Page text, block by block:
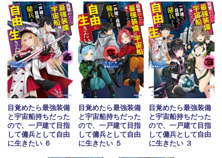
目覚めたら最強装備
と宇宙船持ちだった
ので、一戸建て目指
して傭兵として自由
に生きたい ６
目覚めたら最強装備
と宇宙船持ちだった
ので、一戸建て目指
して傭兵として自由
に生きたい ５
目覚めたら最強装備
と宇宙船持ちだった
ので、一戸建て目指
して傭兵として自由
に生きたい ３